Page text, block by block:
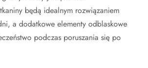
będą idealnym rozwiązaniem
a dodatkowe elementy odblaskowe
podczas poruszania się po